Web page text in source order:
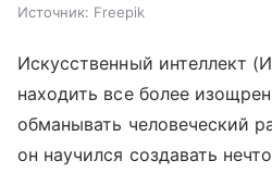
Источник: Freepik
Искусственный интеллект
находить все более
обманывать человеческий
он научился создавать